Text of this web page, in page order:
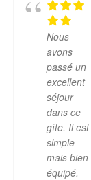
Nous
avons
passé un
excellent
séjour
dans ce
gîte. Il est
simple
mais bien
équipé.